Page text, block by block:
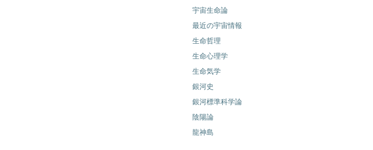
宇宙生命論
最近の宇宙情報
生命哲理
生命心理学
生命気学
銀河史
銀河標準科学論
陰陽論
龍神島